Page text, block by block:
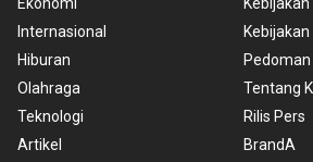
Internasional
Hiburan
Olahraga
Teknologi
Artikel
Kebijakan
Tentang
Rilis Pers
BrandA